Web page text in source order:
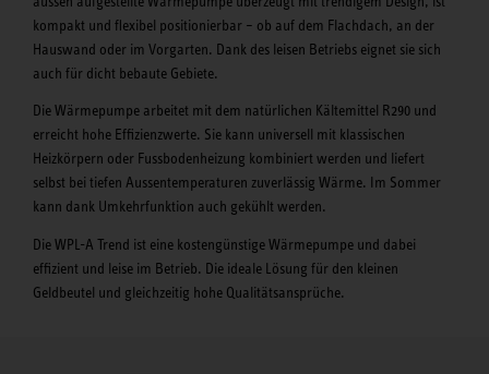
kompakt und flexibel positionierbar – ob auf dem Flachdach, an der
Hauswand oder im Vorgarten. Dank des leisen Betriebs eignet sie sich
auch für dicht bebaute Gebiete.
Die Wärmepumpe arbeitet mit dem natürlichen Kältemittel R290 und
erreicht hohe Effizienzwerte. Sie kann universell mit klassischen
Heizkörpern oder Fussbodenheizung kombiniert werden und liefert
selbst bei tiefen Aussentemperaturen zuverlässig Wärme. Im Sommer
kann dank Umkehrfunktion auch gekühlt werden.
Die WPL-A Trend ist eine kostengünstige Wärmepumpe und dabei
effizient und leise im Betrieb. Die ideale Lösung für den kleinen
Geldbeutel und gleichzeitig hohe Qualitätsansprüche.